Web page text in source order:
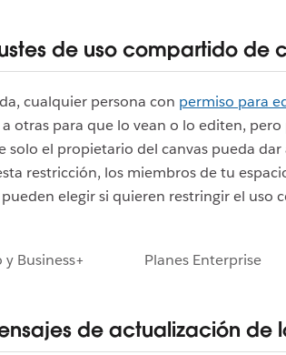
de uso compartido de
cualquier persona con permiso para
otras para que lo vean o lo editen,
solo el propietario del canvas pueda dar
restricción, los miembros de tu
elegir si quieren restringir el uso
Business+ Planes Enterprise
de actualización de